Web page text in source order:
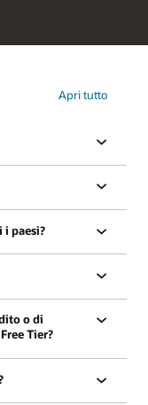
Apri tutto
i paesi?
o di
Tier?